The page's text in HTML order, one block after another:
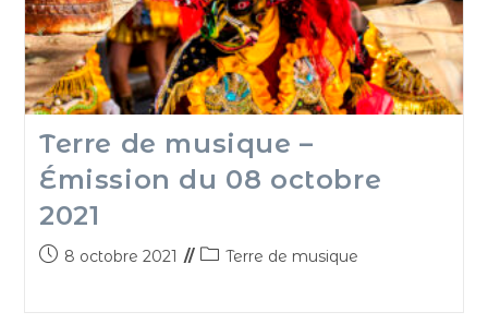
Terre de musique –
Émission du 08 octobre
2021
8 octobre 2021 Terre de musique